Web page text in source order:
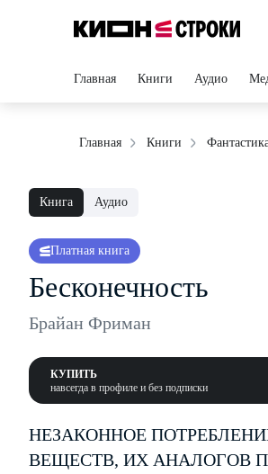
Главная Книги Аудио
Главная Книги
Книга Аудио
Платная книга
Бесконечность
Брайан Фриман
КУПИТЬ
навсегда в профиле и без подписки
НЕЗАКОННОЕ
ВЕЩЕСТВ, ИХ АНАЛОГОВ